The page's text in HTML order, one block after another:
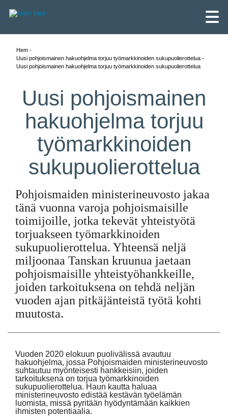
English
Skandinaviska
Suomi
Íslenska
Hem
Uusi pohjoismainen hakuohjelma torjuu työmarkkinoiden sukupuolierottelua
Uusi pohjoismainen hakuohjelma torjuu työmarkkinoiden sukupuolierottelua
Uusi pohjoismainen
hakuohjelma torjuu
työmarkkinoiden
sukupuolierottelua
Pohjoismaiden ministerineuvosto jakaa
tänä vuonna varoja pohjoismaisille
toimijoille, jotka tekevät yhteistyötä
torjuakseen työmarkkinoiden
sukupuolierottelua. Yhteensä neljä
miljoonaa Tanskan kruunua jaetaan
pohjoismaisille yhteistyöhankkeille,
joiden tarkoituksena on tehdä neljän
vuoden ajan pitkäjänteistä työtä kohti
muutosta.
Vuoden 2020 elokuun puolivälissä avautuu
hakuohjelma, jossa Pohjoismaiden ministerineuvosto
suhtautuu myönteisesti hankkeisiin, joiden
tarkoituksena on torjua työmarkkinoiden
sukupuolierottelua. Haun kautta haluaa
ministerineuvosto edistää kestävän työelämän
luomista, missä pyritään hyödyntämään kaikkien
ihmisten potentiaalia.